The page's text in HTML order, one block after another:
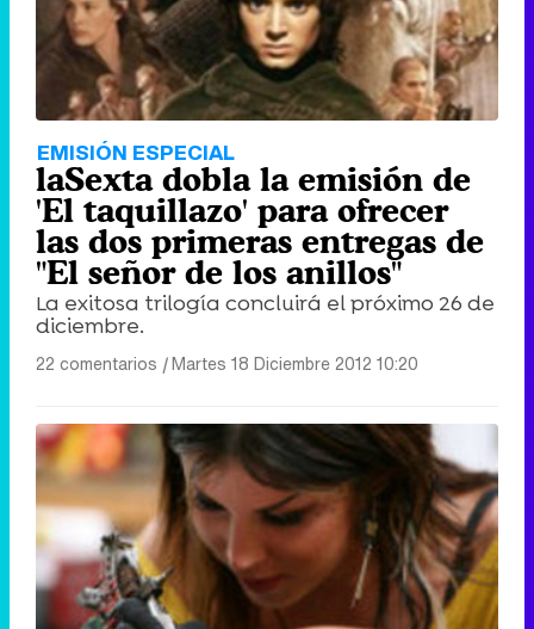
EMISIÓN ESPECIAL
laSexta dobla la emisión de
'El taquillazo' para ofrecer
las dos primeras entregas de
"El señor de los anillos"
La exitosa trilogía concluirá el próximo 26 de
diciembre.
22 comentarios |Martes 18 Diciembre 2012 10:20